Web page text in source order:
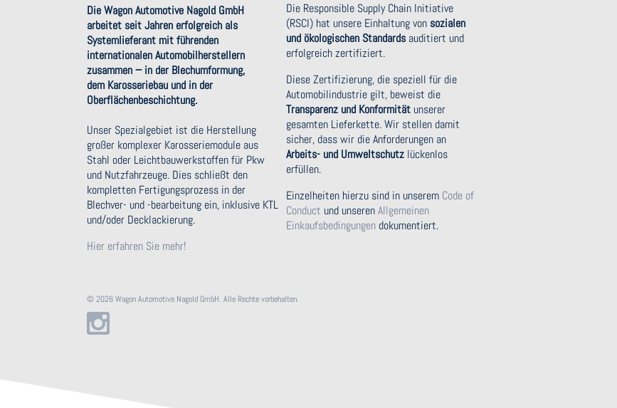
Die Wagon Automotive Nagold GmbH
arbeitet seit Jahren erfolgreich als
Systemlieferant mit führenden
internationalen Automobilherstellern
zusammen − in der Blechumformung,
dem Karosseriebau und in der
Oberflächenbeschichtung.
Unser Spezialgebiet ist die Herstellung
großer komplexer Karosseriemodule aus
Stahl oder Leichtbauwerkstoffen für Pkw
und Nutzfahrzeuge. Dies schließt den
kompletten Fertigungsprozess in der
Blechver- und -bearbeitung ein, inklusive KTL
und/oder Decklackierung.
Hier erfahren Sie mehr!
Die Responsible Supply Chain Initiative
(RSCI) hat unsere Einhaltung von sozialen
und ökologischen Standards auditiert und
erfolgreich zertifiziert.
Diese Zertifizierung, die speziell für die
Automobilindustrie gilt, beweist die
Transparenz und Konformität unserer
gesamten Lieferkette. Wir stellen damit
sicher, dass wir die Anforderungen an
Arbeits- und Umweltschutz lückenlos
erfüllen.
Einzelheiten hierzu sind in unserem Code of
Conduct und unserenAllgemeinen
Einkaufsbedingungen dokumentiert.
© 2026 Wagon Automotive Nagold GmbH. Alle Rechte vorbehalten.